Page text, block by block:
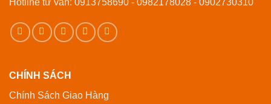
Hotline tư vấn: 0913758690 - 0982178028 - 0902730310
CHÍNH SÁCH
Chính Sách Giao Hàng